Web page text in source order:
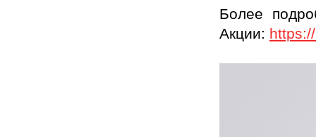
Более
Акции: